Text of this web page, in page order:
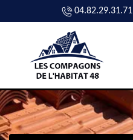
04.82.29.31.71